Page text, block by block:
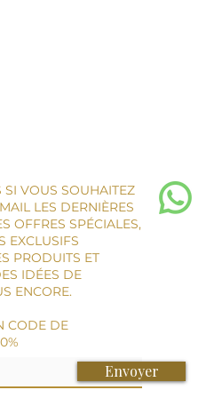
SI VOUS SOUHAITEZ
LES DERNIÈRES
OFFRES SPÉCIALES,
EXCLUSIFS
PRODUITS ET
IDÉES DE
ENCORE.
CODE DE
Envoyer